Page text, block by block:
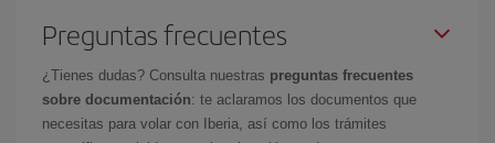
Preguntas frecuentes
¿Tienes dudas? Consulta nuestras preguntas frecuentes
sobre documentación: te aclaramos los documentos que
necesitas para volar con Iberia, así como los trámites